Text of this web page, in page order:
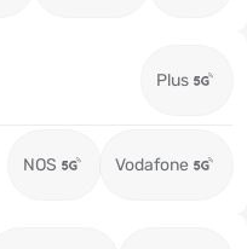
Plus
NOS Vodafone